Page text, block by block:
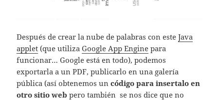
Después de crear la nube de palabras con esteJava
applet (que utilizaGoogle App Engine para
funcionar… Google está en todo), podemos
exportarla a un PDF, publicarlo en una galería
pública (así obtenemos un código para insertalo en
otro sitio web pero también se nos dice que no